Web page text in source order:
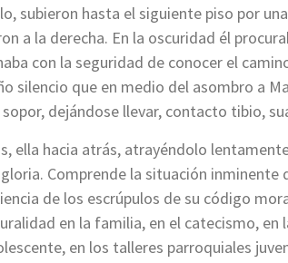
subieron hasta el siguiente piso por
a la derecha. En la oscuridad él
con la seguridad de conocer el
silencio que en medio del asombro a
dejándose llevar, contacto tibio,
ella hacia atrás, atrayéndolo
Comprende la situación inminente
de los escrúpulos de su código
en la familia, en el catecismo, en
en los talleres parroquiales